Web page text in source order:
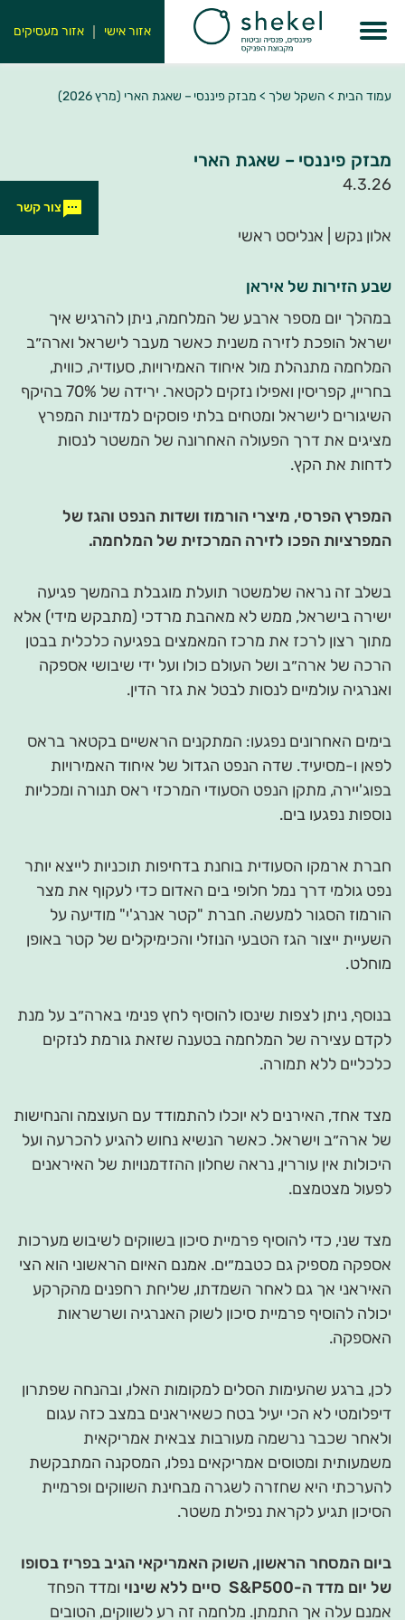
אזור אישי אזור מעסיקים
עמוד הבית > השקל שלך > מבזק פיננסי – שאגת הארי (מרץ 2026)
מבזק פיננסי – שאגת הארי
4.3.26
אלון נקש | אנליסט ראשי
שבע הזירות של איראן
במהלך יום מספר ארבע של המלחמה, ניתן להרגיש איך
ישראל הופכת לזירה משנית כאשר מעבר לישראל וארה״ב
המלחמה מתנהלת מול איחוד האמירויות, סעודיה, כווית,
בחריין, קפריסין ואפילו נזקים לקטאר. ירידה של 70% בהיקף
השיגורים לישראל ומטחים בלתי פוסקים למדינות המפרץ
מציגים את דרך הפעולה האחרונה של המשטר לנסות
לדחות את הקץ.
המפרץ הפרסי, מיצרי הורמוז ושדות הנפט והגז של
המפרציות הפכו לזירה המרכזית של המלחמה.
בשלב זה נראה שלמשטר תועלת מוגבלת בהמשך פגיעה
ישירה בישראל, ממש לא מאהבת מרדכי (מתבקש מידי) אלא
מתוך רצון לרכז את מרכז המאמצים בפגיעה כלכלית בבטן
הרכה של ארה״ב ושל העולם כולו ועל ידי שיבושי אספקה
ואנרגיה עולמיים לנסות לבטל את גזר הדין.
בימים האחרונים נפגעו: המתקנים הראשיים בקטאר בראס
לפאן ו-מסיעיד. שדה הנפט הגדול של איחוד האמירויות
בפוג'יירה, מתקן הנפט הסעודי המרכזי ראס תנורה ומכליות
נוספות נפגעו בים.
חברת ארמקו הסעודית בוחנת בדחיפות תוכניות לייצא יותר
נפט גולמי דרך נמל חלופי בים האדום כדי לעקוף את מצר
הורמוז הסגור למעשה. חברת "קטר אנרג'י" מודיעה על
השעיית ייצור הגז הטבעי הנוזלי והכימיקלים של קטר באופן
מוחלט.
בנוסף, ניתן לצפות שינסו להוסיף לחץ פנימי בארה״ב על מנת
לקדם עצירה של המלחמה בטענה שזאת גורמת לנזקים
כלכליים ללא תמורה.
מצד אחד, האירנים לא יוכלו להתמודד עם העוצמה והנחישות
של ארה״ב וישראל. כאשר הנשיא נחוש להגיע להכרעה ועל
היכולות אין עוררין, נראה שחלון ההזדמנויות של האיראנים
לפעול מצטמצם.
מצד שני, כדי להוסיף פרמיית סיכון בשווקים לשיבוש מערכות
אספקה מספיק גם כטבמ״ים. אמנם האיום הראשוני הוא הצי
האיראני אך גם לאחר השמדתו, שליחת רחפנים מהקרקע
יכולה להוסיף פרמיית סיכון לשוק האנרגיה ושרשראות
האספקה.
לכן, ברגע שהעימות הסלים למקומות האלו, ובהנחה שפתרון
דיפלומטי לא הכי יעיל בטח כשאיראנים במצב כזה עגום
ולאחר שכבר נרשמה מעורבות צבאית אמריקאית
משמעותית ומטוסים אמריקאים נפלו, המסקנה המתבקשת
להערכתי היא שחזרה לשגרה מבחינת השווקים ופרמיית
הסיכון תגיע לקראת נפילת משטר.
ביום המסחר הראשון, השוק האמריקאי הגיב בפריז בסופו
של יום מדד ה-S&P500 סיים ללא שינוי ומדד הפחד
אמנם עלה אך התמתן. מלחמה זה רע לשווקים, הטובים
צור קשר